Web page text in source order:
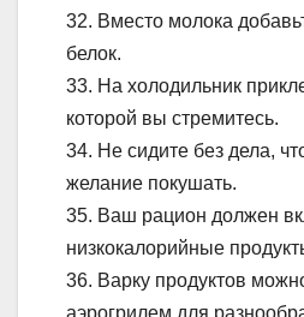
32. Вместо молока
белок.
33. На холодильник
которой вы стремитесь.
34. Не сидите без дела,
желание покушать.
35. Ваш рацион должен
низкокалорийные
36. Варку продуктов
аэрогрилем для